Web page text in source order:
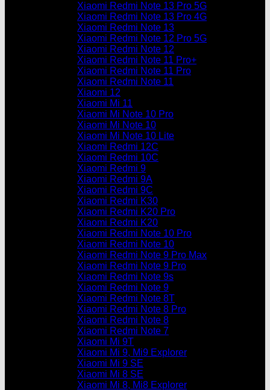
Xiaomi Redmi Note 13 Pro 5G
Xiaomi Redmi Note 13 Pro 4G
Xiaomi Redmi Note 13
Xiaomi Redmi Note 12 Pro 5G
Xiaomi Redmi Note 12
Xiaomi Redmi Note 11 Pro+
Xiaomi Redmi Note 11 Pro
Xiaomi Redmi Note 11
Xiaomi 12
Xiaomi Mi 11
Xiaomi Mi Note 10 Pro
Xiaomi Mi Note 10
Xiaomi Mi Note 10 Lite
Xiaomi Redmi 12C
Xiaomi Redmi 10C
Xiaomi Redmi 9
Xiaomi Redmi 9A
Xiaomi Redmi 9C
Xiaomi Redmi K30
Xiaomi Redmi K20 Pro
Xiaomi Redmi K20
Xiaomi Redmi Note 10 Pro
Xiaomi Redmi Note 10
Xiaomi Redmi Note 9 Pro Max
Xiaomi Redmi Note 9 Pro
Xiaomi Redmi Note 9s
Xiaomi Redmi Note 9
Xiaomi Redmi Note 8T
Xiaomi Redmi Note 8 Pro
Xiaomi Redmi Note 8
Xiaomi Redmi Note 7
Xiaomi Mi 9T
Xiaomi Mi 9, Mi9 Explorer
Xiaomi Mi 9 SE
Xiaomi Mi 8 SE
Xiaomi Mi 8, Mi8 Explorer